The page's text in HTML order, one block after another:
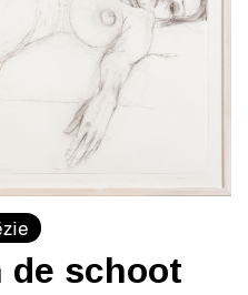
de schoot